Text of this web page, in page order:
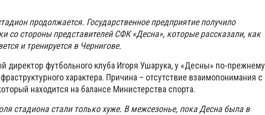
продолжается. Государственное предприятие получило
со стороны представителей СФК «Десна», которые рассказали, как
и тренируется в Чернигове.
директор футбольного клуба Игоря Ушарука, у «Десны» по-прежнему
характера. Причина – отсутствие взаимопонимания с
находится на балансе Министерства спорта.
стадиона стали только хуже. В межсезонье, пока Десна была в